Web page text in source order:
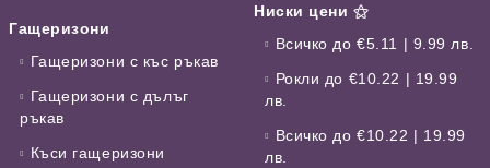
Гащеризони
Гащеризони с къс ръкав
Гащеризони с дълъг
ръкав
Къси гащеризони
Ниски цени ⚝
Всичко до €5.11 | 9.99 лв.
Рокли до €10.22 | 19.99
лв.
Всичко до €10.22 | 19.99
лв.